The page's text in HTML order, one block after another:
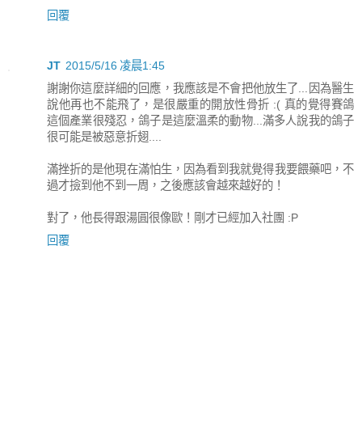
回覆
JT 2015/5/16 凌晨1:45
謝謝你這麼詳細的回應，我應該是不會把他放生了...因為醫生
說他再也不能飛了，是很嚴重的開放性骨折 :( 真的覺得賽鴿
這個產業很殘忍，鴿子是這麼溫柔的動物...滿多人說我的鴿子
很可能是被惡意折翅....
滿挫折的是他現在滿怕生，因為看到我就覺得我要餵藥吧，不
過才撿到他不到一周，之後應該會越來越好的！
對了，他長得跟湯圓很像歐！剛才已經加入社團 :P
回覆